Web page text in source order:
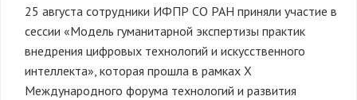
25 августа сотрудники ИФПР СО РАН приняли участие в
сессии «Модель гуманитарной экспертизы практик
внедрения цифровых технологий и искусственного
интеллекта», которая прошла в рамках Х
Международного форума технологий и развития